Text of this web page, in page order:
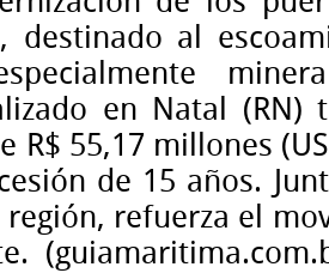
, destinado al
en Natal (RN)
R$ 55,17 millones
de 15 años.
región, refuerza el